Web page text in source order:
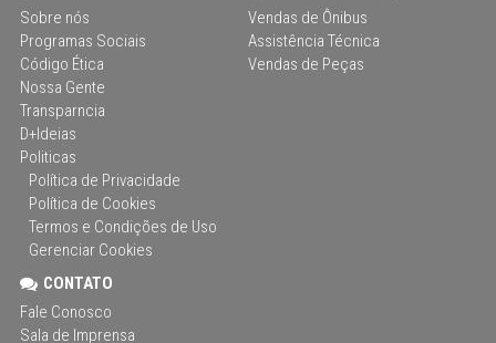
Sobre nós
Programas Sociais
Código Ética
Nossa Gente
Transparncia
D+Ideias
Politicas
Política de Privacidade
Política de Cookies
Termos e Condições de Uso
Gerenciar Cookies
Vendas de Ônibus
Assistência Técnica
Vendas de Peças
CONTATO
Fale Conosco
Sala de Imprensa